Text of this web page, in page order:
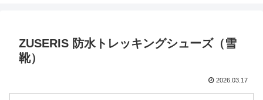
ZUSERIS 防水トレッキングシューズ（雪
靴）
2026.03.17